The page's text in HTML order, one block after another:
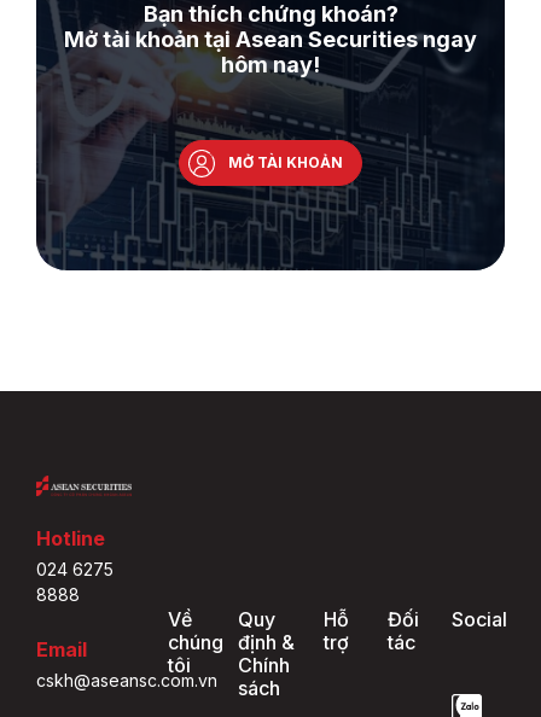
Bạn thích chứng khoán?
Mở tài khoản tại Asean Securities ngay
hôm nay!
MỞ TÀI KHOẢN
Hotline
024 6275
8888
Email
cskh@aseansc.com.vn
Về
chúng
tôi
Quy
định &
Chính
sách
Hỗ
trợ
Đối
tác
Social